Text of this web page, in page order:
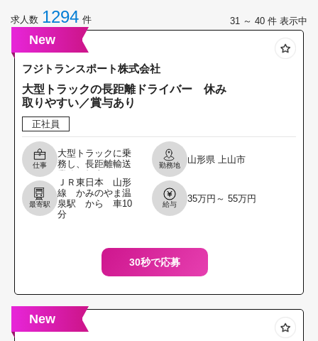
求人数 1294 件 31 ～ 40 件 表示中
New
フジトランスポート株式会社
大型トラックの長距離ドライバー 休み
取りやすい／賞与あり
正社員
仕事
大型トラックに乗
務し、長距離輸送
ただきます。 主に
決まったルートで
運行する定期便が
中心のため、年間
勤務地
山形県 上山市
最寄駅
ＪＲ東日本 山形
線 かみのやま温
泉駅 から 車10
分
給与
35万円～ 55万円
30秒で応募
New